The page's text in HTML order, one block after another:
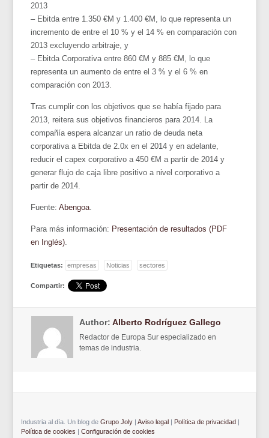
2013
– Ebitda entre 1.350 €M y 1.400 €M, lo que representa un
incremento de entre el 10 % y el 14 % en comparación con
2013 excluyendo arbitraje, y
– Ebitda Corporativa entre 860 €M y 885 €M, lo que
representa un aumento de entre el 3 % y el 6 % en
comparación con 2013.
Tras cumplir con los objetivos que se había fijado para
2013, reitera sus objetivos financieros para 2014. La
compañía espera alcanzar un ratio de deuda neta
corporativa a Ebitda de 2.0x en el 2014 y en adelante,
reducir el capex corporativo a 450 €M a partir de 2014 y
generar flujo de caja libre positivo a nivel corporativo a
partir de 2014.
Fuente:Abengoa
Para más información: Presentación de resultados (PDF
en Inglés)
Etiquetas: empresas Noticias sectores
Compartir:
Author:Alberto Rodríguez Gallego
Redactor de Europa Sur especializado en
temas de industria.
Industria al día. Un blog de Grupo Joly| Aviso legal| Política de privacidad|
Política de cookies | Configuración de cookies